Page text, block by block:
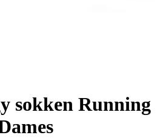
sokken Running